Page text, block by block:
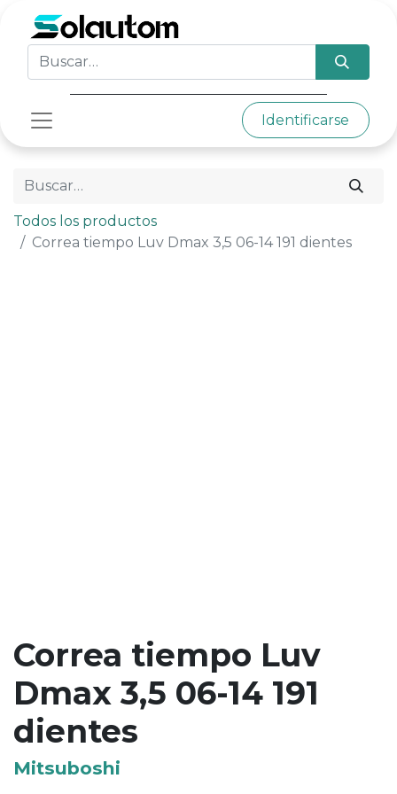
Identificarse
Todos los productos
Correa tiempo Luv Dmax 3,5 06-14 191 dientes
Correa tiempo Luv
Dmax 3,5 06-14 191
dientes
Mitsuboshi